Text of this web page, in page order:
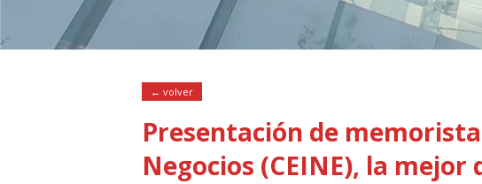
← volver
Presentación de
Negocios (CEINE), la